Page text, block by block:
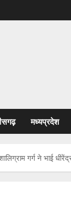
मध्यप्रदेश
गर्ग ने भाई धीरेंद्र